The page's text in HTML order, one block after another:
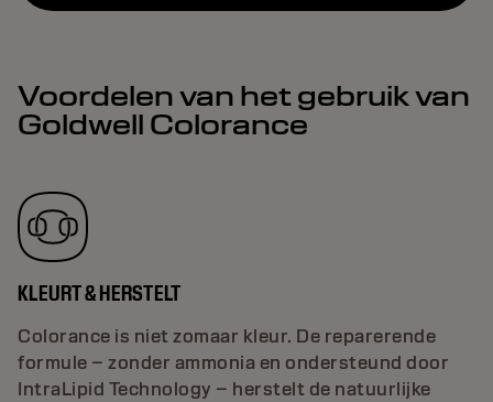
Voordelen van het gebruik van
Goldwell Colorance
KLEURT & HERSTELT
Colorance is niet zomaar kleur. De reparerende
formule – zonder ammonia en ondersteund door
IntraLipid Technology – herstelt de natuurlijke